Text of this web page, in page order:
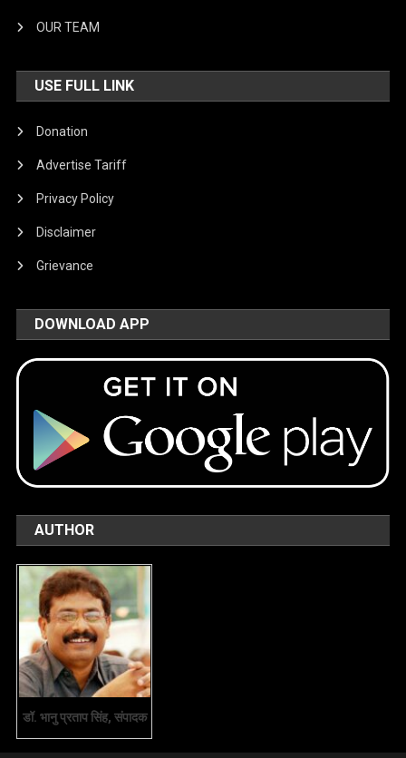
OUR TEAM
USE FULL LINK
Donation
Advertise Tariff
Privacy Policy
Disclaimer
Grievance
DOWNLOAD APP
AUTHOR
डॉ. भानु प्रताप सिंह, संपादक